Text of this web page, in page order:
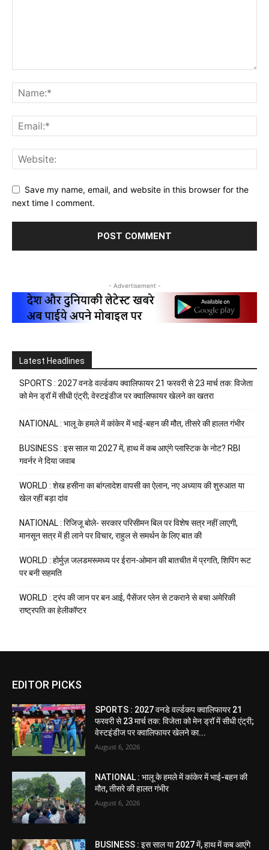
Save my name, email, and website in this browser for the
next time I comment.
- Advertisement -
Latest Headlines
SPORTS : 2027 वनडे वर्ल्डकप क्वालिफायर 21 फरवरी से 23 मार्च तक: विजेता
को मेन ड्रॉ में सीधी एंट्री; वेस्टइंडीज पर क्वालिफायर खेलने का खतरा
NATIONAL : भालू के हमले में कांकेर में भाई-बहन की मौत, तीसरे की हालत गंभीर
BUSINESS : इस साल या 2027 में, हाथ में कब आएंगे प्लास्टिक के नोट? RBI
गवर्नर ने दिया जवाब
WORLD : शेख हसीना का बांग्लादेश वापसी का ऐलान, नए अध्याय की शुरुआत या
खेल रहीं बड़ा दांव
NATIONAL : रिजिजू बोले- सरकार परिसीमन बिल पर विशेष सत्र नहीं लाएगी,
मानसून सत्र में ही लाने पर विचार, राहुल से समर्थन के लिए बात की
WORLD : होर्मुज़ जलडमरूमध्य पर ईरान-ओमान की बातचीत में प्रगति, शिपिंग रूट
पर बनी सहमति
WORLD : ट्रंप की जान पर बन आई, पैसेंजर प्लेन से टकराने से बचा अमेरिकी
राष्ट्रपति का हेलीकॉप्टर
EDITOR PICKS
SPORTS : 2027 वनडे वर्ल्डकप क्वालिफायर 21
फरवरी से 23 मार्च तक: विजेता को मेन ड्रॉ में सीधी एंट्री;
वेस्टइंडीज पर क्वालिफायर खेलने का...
August 6, 2026
NATIONAL : भालू के हमले में कांकेर में भाई-बहन की
मौत, तीसरे की हालत गंभीर
August 6, 2026
BUSINESS : इस साल या 2027 में, हाथ में कब आएंगे